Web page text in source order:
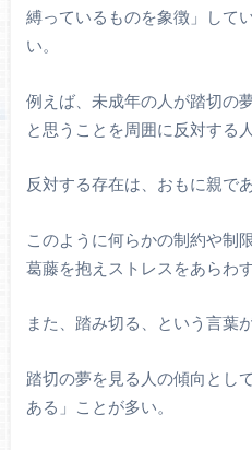
縛っているものを象徴」して
い。
例えば、未成年の人が踏切の
と思うことを周囲に反対する
反対する存在は、おもに親で
このように何らかの制約や制
葛藤を抱えストレスをあらわ
また、踏み切る、という言葉
踏切の夢を見る人の傾向とし
ある」ことが多い。